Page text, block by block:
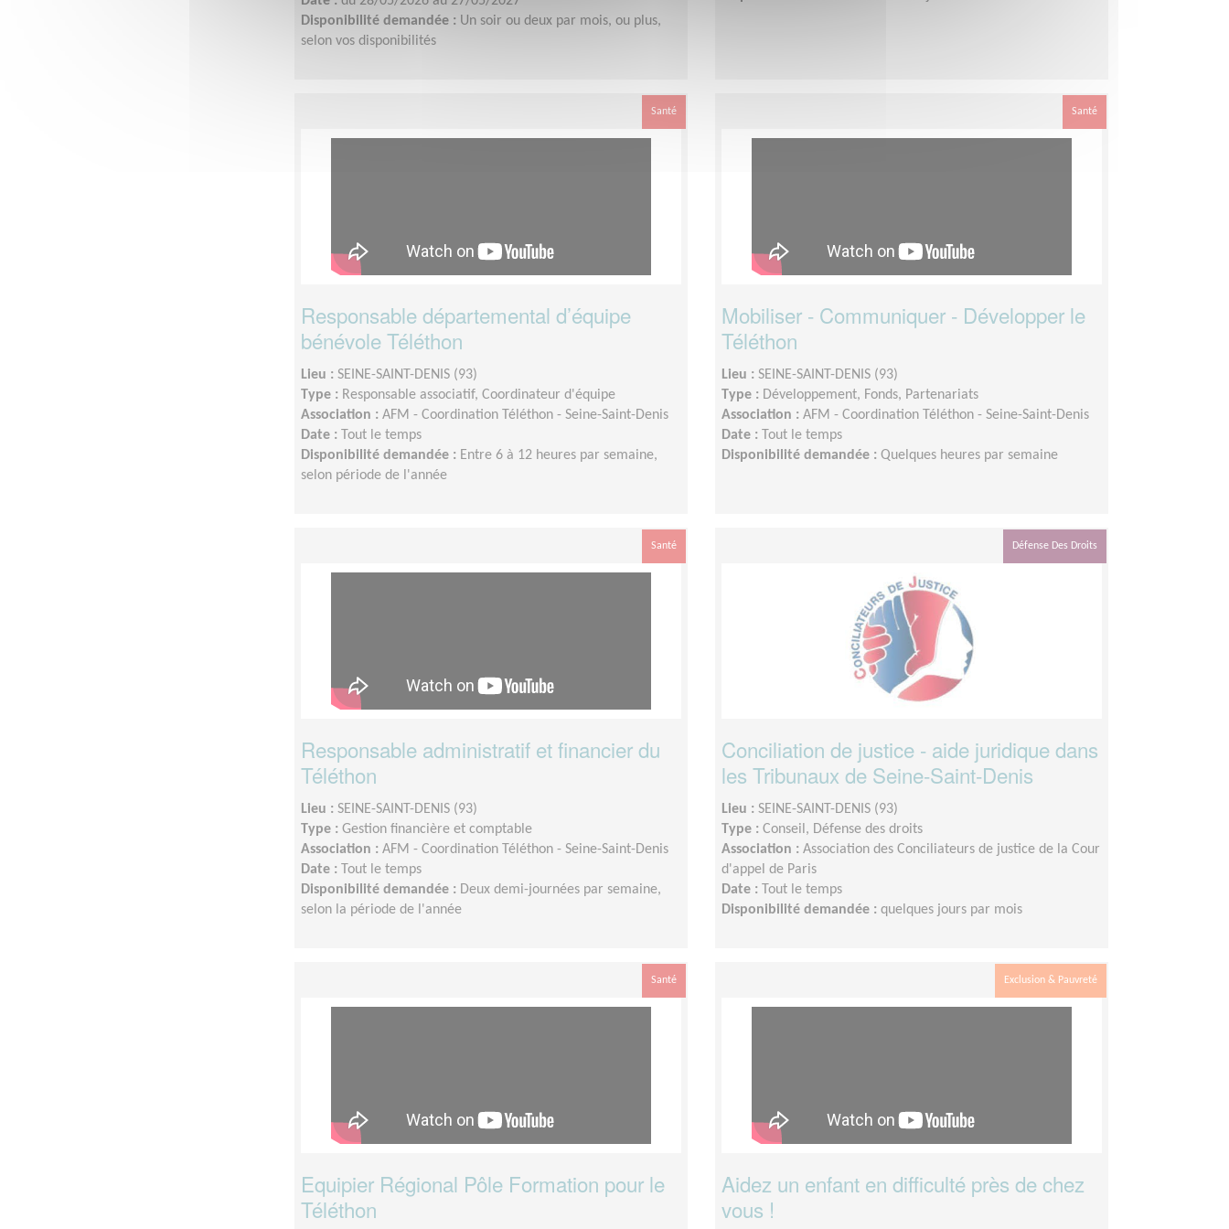
Disponibilité demandée : Un soir ou deux par mois, ou plus,
selon vos disponibilités
Santé
Responsable départemental d’équipe
bénévole Téléthon
Lieu : SEINE-SAINT-DENIS (93)
Type : Responsable associatif, Coordinateur d'équipe
Association : AFM - Coordination Téléthon - Seine-Saint-Denis
Date :
Tout le temps
Disponibilité demandée : Entre 6 à 12 heures par semaine,
selon période de l'année
Santé
Mobiliser - Communiquer - Développer le
Téléthon
Lieu : SEINE-SAINT-DENIS (93)
Type : Développement, Fonds, Partenariats
Association : AFM - Coordination Téléthon - Seine-Saint-Denis
Date :
Tout le temps
Disponibilité demandée : Quelques heures par semaine
Santé
Responsable administratif et financier du
Téléthon
Lieu : SEINE-SAINT-DENIS (93)
Type : Gestion financière et comptable
Association : AFM - Coordination Téléthon - Seine-Saint-Denis
Date :
Tout le temps
Disponibilité demandée : Deux demi-journées par semaine,
selon la période de l'année
Défense Des Droits
Conciliation de justice - aide juridique dans
les Tribunaux de Seine-Saint-Denis
Lieu : SEINE-SAINT-DENIS (93)
Type : Conseil, Défense des droits
Association : Association des Conciliateurs de justice de la Cour
d'appel de Paris
Date :
Tout le temps
Disponibilité demandée : quelques jours par mois
Santé
Equipier Régional Pôle Formation pour le
Téléthon
Exclusion & Pauvreté
Aidez un enfant en difficulté près de chez
vous !